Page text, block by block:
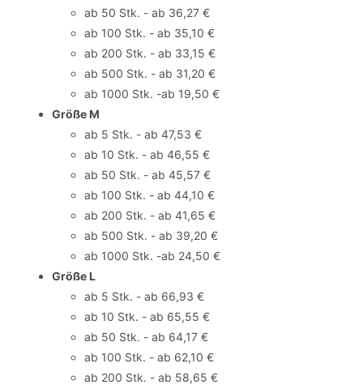
ab 50 Stk. - ab 36,27 €
ab 100 Stk. - ab 35,10 €
ab 200 Stk. - ab 33,15 €
ab 500 Stk. - ab 31,20 €
ab 1000 Stk. -ab 19,50 €
Größe M
ab 5 Stk. - ab 47,53 €
ab 10 Stk. - ab 46,55 €
ab 50 Stk. - ab 45,57 €
ab 100 Stk. - ab 44,10 €
ab 200 Stk. - ab 41,65 €
ab 500 Stk. - ab 39,20 €
ab 1000 Stk. -ab 24,50 €
Größe L
ab 5 Stk. - ab 66,93 €
ab 10 Stk. - ab 65,55 €
ab 50 Stk. - ab 64,17 €
ab 100 Stk. - ab 62,10 €
ab 200 Stk. - ab 58,65 €